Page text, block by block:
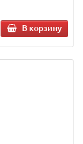
В корзину